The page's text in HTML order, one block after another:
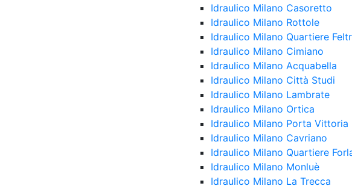
Idraulico Milano Casoretto
Idraulico Milano Rottole
Idraulico Milano Quartiere
Idraulico Milano Cimiano
Idraulico Milano Acquabella
Idraulico Milano Città Studi
Idraulico Milano Lambrate
Idraulico Milano Ortica
Idraulico Milano Porta Vittoria
Idraulico Milano Cavriano
Idraulico Milano Quartiere
Idraulico Milano Monluè
Idraulico Milano La Trecca